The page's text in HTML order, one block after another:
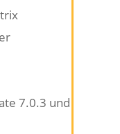
7.0.3 und